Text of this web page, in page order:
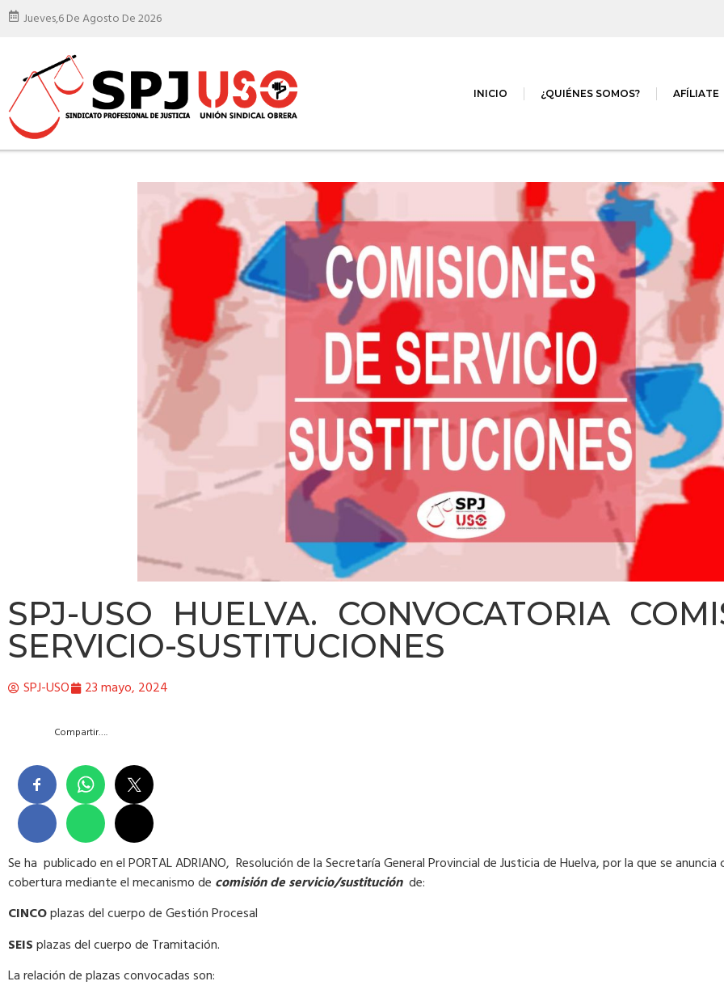
Jueves,6 De Agosto De 2026
INICIO ¿QUIÉNES SOMOS? AFÍLIATE
SPJ-USO HUELVA. CONVOCATORIA
SERVICIO-SUSTITUCIONES
SPJ-USO 23 mayo, 2024
Compartir….
Se ha publicado en el PORTAL ADRIANO, Resolución de la Secretaría General Provincial de Justicia de Huelva, por la que se
cobertura mediante el mecanismo de comisión de servicio/sustitución de:
CINCOplazas del cuerpo de Gestión Procesal
SEISplazas del cuerpo de Tramitación.
La relación de plazas convocadas son: